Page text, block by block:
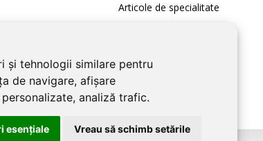
și tehnologii similare pentru
de navigare, afișare
analiză trafic.
esenţiale Vreau să schimb setările
Articole de specialitate